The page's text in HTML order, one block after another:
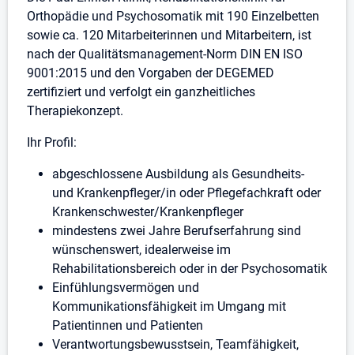
Orthopädie und Psychosomatik mit 190 Einzelbetten
sowie ca. 120 Mitarbeiterinnen und Mitarbeitern, ist
nach der Qualitätsmanagement-Norm DIN EN ISO
9001:2015 und den Vorgaben der DEGEMED
zertifiziert und verfolgt ein ganzheitliches
Therapiekonzept.
Ihr Profil:
abgeschlossene Ausbildung als Gesundheits-
und Krankenpfleger/in oder Pflegefachkraft oder
Krankenschwester/Krankenpfleger
mindestens zwei Jahre Berufserfahrung sind
wünschenswert, idealerweise im
Rehabilitationsbereich oder in der Psychosomatik
Einfühlungsvermögen und
Kommunikationsfähigkeit im Umgang mit
Patientinnen und Patienten
Verantwortungsbewusstsein, Teamfähigkeit,